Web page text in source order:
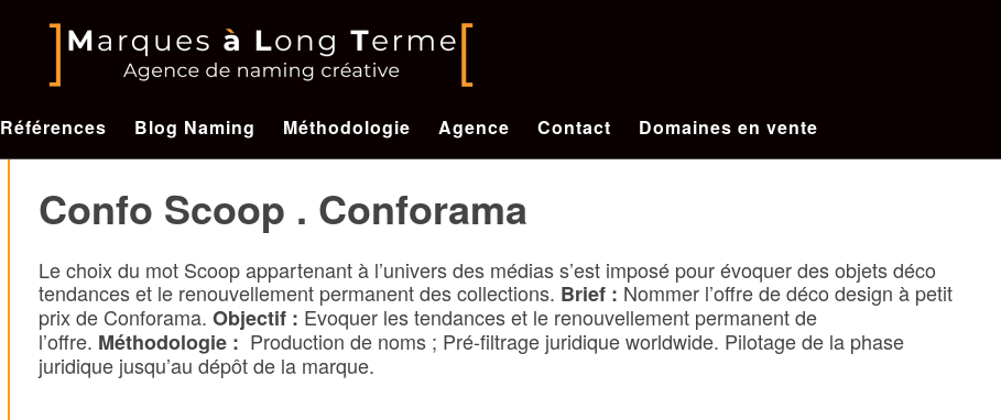
Références Blog Naming Méthodologie Agence Contact Domaines en vente
Confo Scoop . Conforama
Le choix du mot Scoop appartenant à l’univers des médias s’est imposé pour évoquer des objets déco
tendances et le renouvellement permanent des collections. Brief : Nommer l’offre de déco design à petit
prix de Conforama. Objectif : Evoquer les tendances et le renouvellement permanent de
l’offre. Méthodologie : Production de noms ; Pré-filtrage juridique worldwide. Pilotage de la phase
juridique jusqu’au dépôt de la marque.